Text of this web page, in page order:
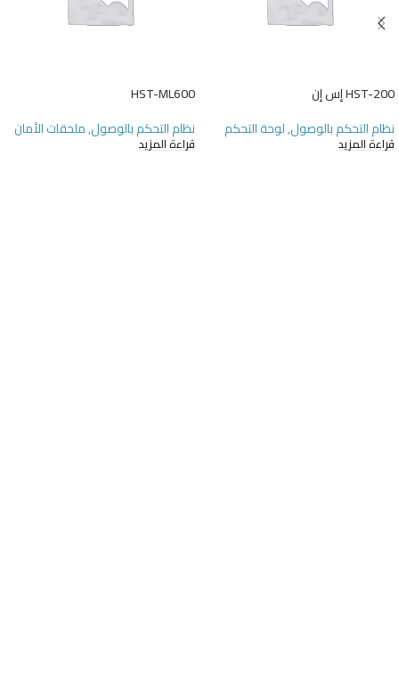
HST-200 إس إن
نظام التحكم بالوصول,لوحة التحكم
قراءة المزيد
HST-ML600
نظام التحكم بالوصول,ملحقات الأمان
قراءة المزيد